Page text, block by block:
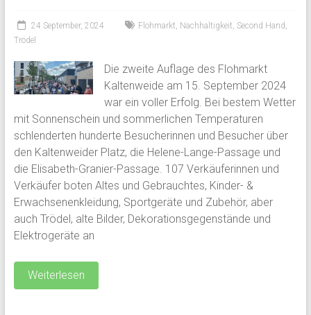
24 September, 2024 Flohmarkt, Nachhaltigkeit, Second Hand ,
Trödel
Die zweite Auflage des Flohmarkt
Kaltenweide am 15. September 2024
war ein voller Erfolg. Bei bestem Wetter
mit Sonnenschein und sommerlichen Temperaturen
schlenderten hunderte Besucherinnen und Besucher über
den Kaltenweider Platz, die Helene-Lange-Passage und
die Elisabeth-Granier-Passage. 107 Verkäuferinnen und
Verkäufer boten Altes und Gebrauchtes, Kinder- &
Erwachsenenkleidung, Sportgeräte und Zubehör, aber
auch Trödel, alte Bilder, Dekorationsgegenstände und
Elektrogeräte an
Weiterlesen